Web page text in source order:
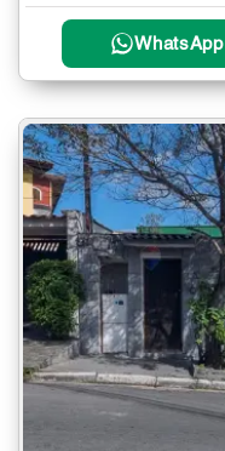
WhatsApp